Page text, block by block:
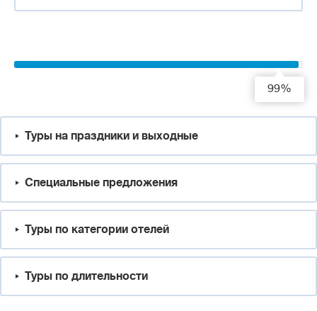
99%
Туры на праздники и выходные
Специальные предложения
Туры по категории отелей
Туры по длительности